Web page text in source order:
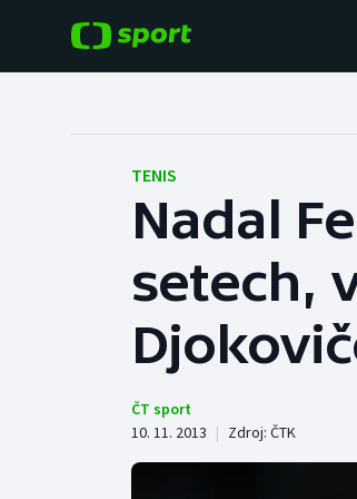
Hokej
Tenis
Atletika
Cyklistika
TENIS
Nadal
setech,
ČT sport
10. 11. 2013 | Zdroj: ČTK